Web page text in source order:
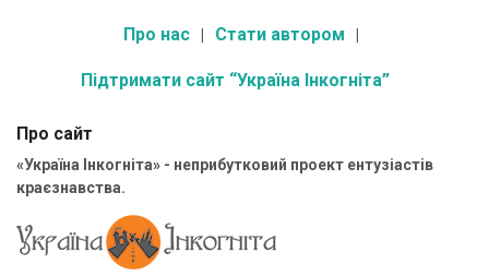
Про нас Стати автором
Підтримати сайт “Україна Інкогніта”
Про сайт
«Україна Інкогніта» - неприбутковий проект ентузіастів
краєзнавства.